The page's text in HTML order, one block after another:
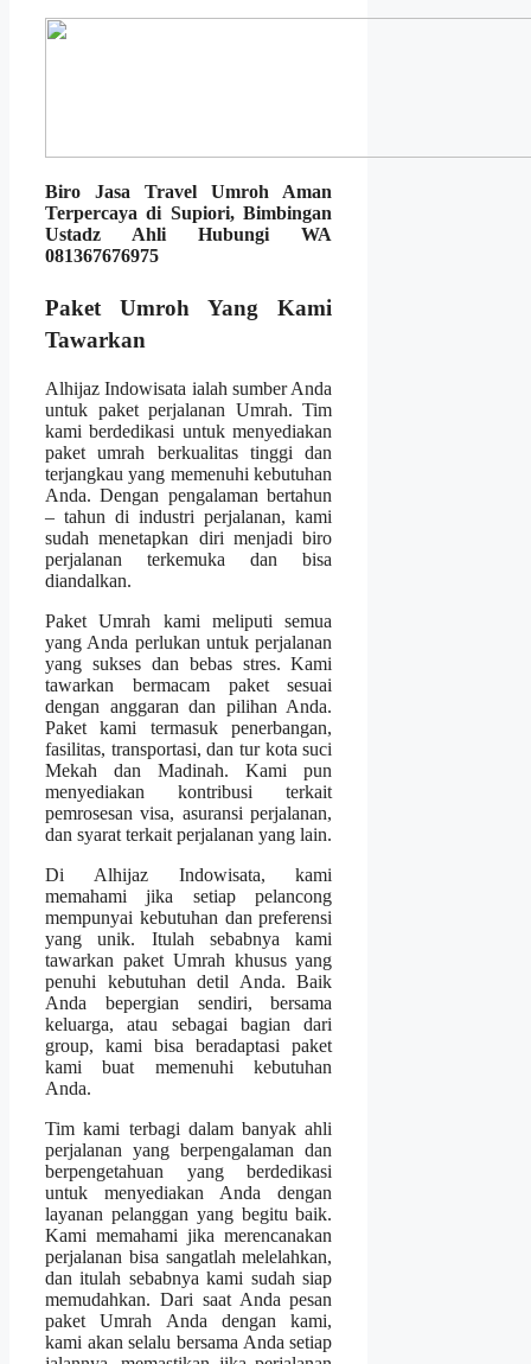
Biro Jasa Travel Umroh Aman
Terpercaya di Supiori, Bimbingan
Ustadz Ahli Hubungi WA
081367676975
Paket Umroh Yang Kami
Tawarkan
Alhijaz Indowisata ialah sumber Anda
untuk paket perjalanan Umrah. Tim
kami berdedikasi untuk menyediakan
paket umrah berkualitas tinggi dan
terjangkau yang memenuhi kebutuhan
Anda. Dengan pengalaman bertahun
– tahun di industri perjalanan, kami
sudah menetapkan diri menjadi biro
perjalanan terkemuka dan bisa
diandalkan.
Paket Umrah kami meliputi semua
yang Anda perlukan untuk perjalanan
yang sukses dan bebas stres. Kami
tawarkan bermacam paket sesuai
dengan anggaran dan pilihan Anda.
Paket kami termasuk penerbangan,
fasilitas, transportasi, dan tur kota suci
Mekah dan Madinah. Kami pun
menyediakan kontribusi terkait
pemrosesan visa, asuransi perjalanan,
dan syarat terkait perjalanan yang lain.
Di Alhijaz Indowisata, kami
memahami jika setiap pelancong
mempunyai kebutuhan dan preferensi
yang unik. Itulah sebabnya kami
tawarkan paket Umrah khusus yang
penuhi kebutuhan detil Anda. Baik
Anda bepergian sendiri, bersama
keluarga, atau sebagai bagian dari
group, kami bisa beradaptasi paket
kami buat memenuhi kebutuhan
Anda.
Tim kami terbagi dalam banyak ahli
perjalanan yang berpengalaman dan
berpengetahuan yang berdedikasi
untuk menyediakan Anda dengan
layanan pelanggan yang begitu baik.
Kami memahami jika merencanakan
perjalanan bisa sangatlah melelahkan,
dan itulah sebabnya kami sudah siap
memudahkan. Dari saat Anda pesan
paket Umrah Anda dengan kami,
kami akan selalu bersama Anda setiap